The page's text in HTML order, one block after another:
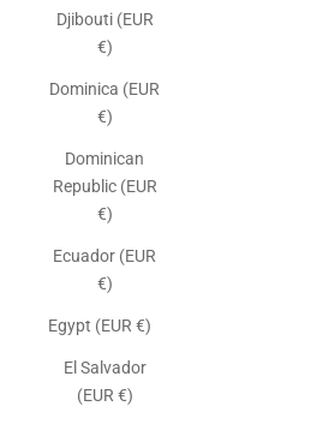
Djibouti (EUR
€)
Dominica (EUR
€)
Dominican
Republic (EUR
€)
Ecuador (EUR
€)
Egypt (EUR €)
El Salvador
(EUR €)